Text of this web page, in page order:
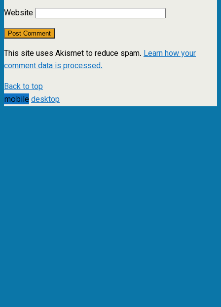
Website
This site uses Akismet to reduce spam. Learn how your
comment data is processed.
Back to top
mobile desktop